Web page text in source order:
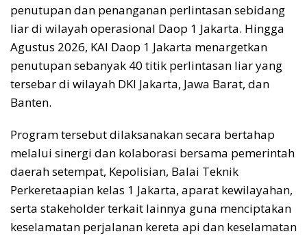
penutupan dan penanganan perlintasan sebidang
liar di wilayah operasional Daop 1 Jakarta. Hingga
Agustus 2026, KAI Daop 1 Jakarta menargetkan
penutupan sebanyak 40 titik perlintasan liar yang
tersebar di wilayah DKI Jakarta, Jawa Barat, dan
Banten.
Program tersebut dilaksanakan secara bertahap
melalui sinergi dan kolaborasi bersama pemerintah
daerah setempat, Kepolisian, Balai Teknik
Perkeretaapian kelas 1 Jakarta, aparat kewilayahan,
serta stakeholder terkait lainnya guna menciptakan
keselamatan perjalanan kereta api dan keselamatan